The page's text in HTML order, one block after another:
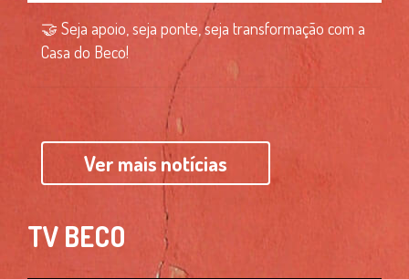
🤝 Seja apoio, seja ponte, seja transformação com a
Casa do Beco!
Ver mais notícias
TV BECO